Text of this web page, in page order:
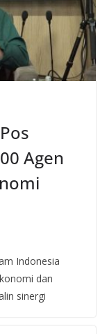
Agen
Indonesia
dan
sinergi